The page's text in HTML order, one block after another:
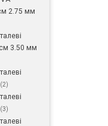
2.75 мм
3.50 мм
(2)
(3)